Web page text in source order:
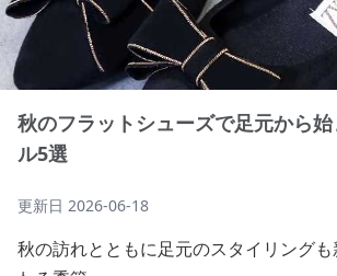
秋のフラットシューズで足元から
ル5選
更新日 2026-06-18
秋の訪れとともに足元のスタイリング